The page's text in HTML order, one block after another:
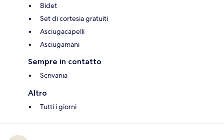
Bidet
Set di cortesia gratuiti
Asciugacapelli
Asciugamani
Sempre in contatto
Scrivania
Altro
Tutti i giorni